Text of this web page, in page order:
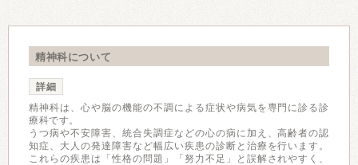
精神科について
詳細
精神科は、心や脳の機能の不調による症状や病気を専門に診る診
療科です。
うつ病や不安障害、統合失調症などの心の病に加え、高齢者の認
知症、大人の発達障害など幅広い疾患の診断と治療を行います。
これらの疾患は「性格の問題」「努力不足」と誤解されやすく、